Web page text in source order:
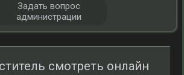
смотреть онлайн
Задать вопрос
администрации